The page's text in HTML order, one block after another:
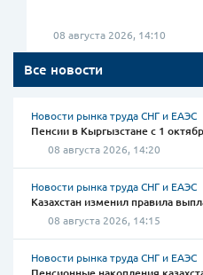
Все новости
Новости рынка труда СНГ и ЕАЭС
Пенсии в Кыргызстане с 1
08 августа 2026, 14:20
Новости рынка труда СНГ и ЕАЭС
Казахстан изменил правила
08 августа 2026, 14:15
Новости рынка труда СНГ и ЕАЭС
08 августа 2026, 14:10